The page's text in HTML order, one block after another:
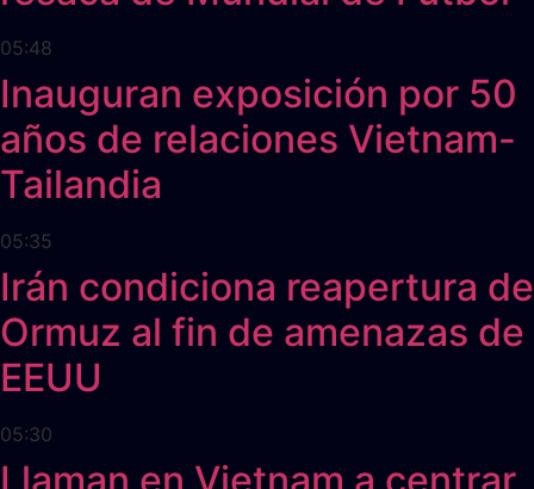
05:48
Inauguran exposición por 50
años de relaciones Vietnam-
Tailandia
05:35
Irán condiciona reapertura de
Ormuz al fin de amenazas de
EEUU
05:30